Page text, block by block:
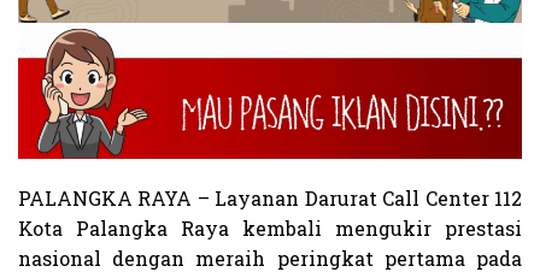
PALANGKA RAYA – Layanan Darurat Call Center 112
Kota Palangka Raya kembali mengukir prestasi
nasional dengan meraih peringkat pertama pada